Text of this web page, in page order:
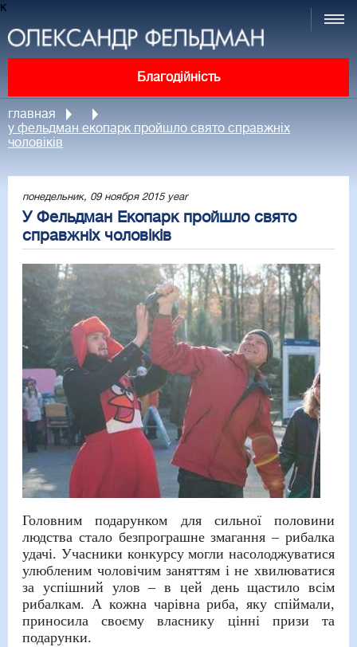
к
Благодійність
главная
у фельдман екопарк пройшло свято справжніх
чоловіків
понедельник, 09 ноября 2015 year
У Фельдман Екопарк пройшло свято
справжніх чоловіків
Головним подарунком для сильної половини
людства стало безпрограшне змагання – рибалка
удачі. Учасники конкурсу могли насолоджуватися
улюбленим чоловічим заняттям і не хвилюватися
за успішний улов – в цей день щастило всім
рибалкам. А кожна чарівна риба, яку спіймали,
приносила своєму власнику цінні призи та
подарунки.